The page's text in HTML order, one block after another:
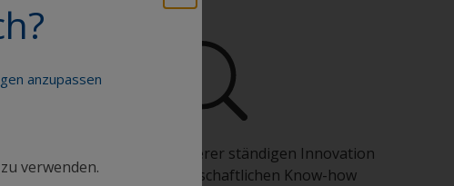
anzupassen
verwenden.
Profitieren Sie von unserer ständigen Innovation
und unserem wissenschaftlichen Know-how